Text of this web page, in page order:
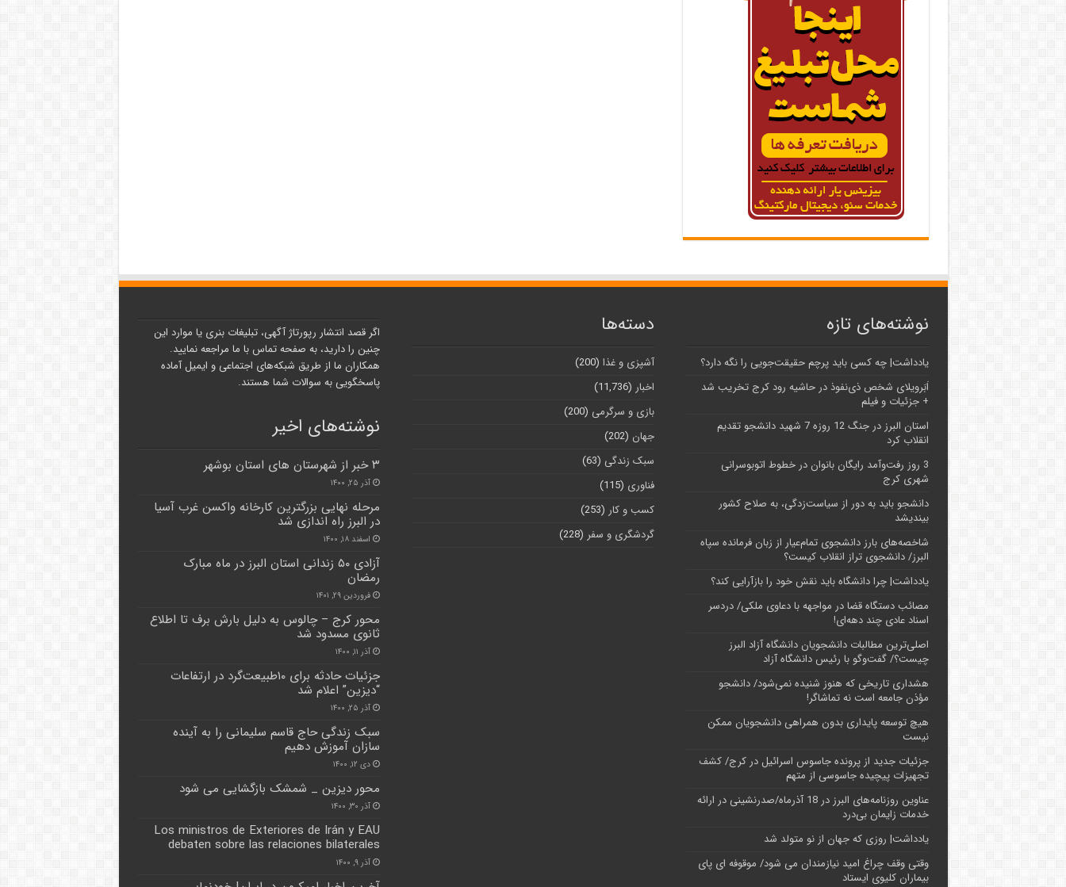
نوشته‌های تازه
یادداشت| ‌چه کسی باید پرچم حقیقت‌جویی را نگه دارد؟
اَبَر‌ویلای شخص ذی‌نفوذ در حاشیه‌ رود کرج تخریب شد
+ جزئیات و فیلم
استان البرز در جنگ 12 روزه 7 شهید دانشجو تقدیم
انقلاب کرد
3 روز رفت‌وآمد رایگان بانوان در خطوط اتوبوسرانی
شهری کرج
دانشجو باید به دور از سیاست‌زدگی، به صلاح کشور
بیندیشد
شاخصه‌های بارز دانشجوی تمام‌عیار از زبان فرمانده سپاه
البرز/ دانشجوی تراز انقلاب کیست؟
یادداشت| چرا دانشگاه باید نقش خود را بازآرایی کند؟
مصائب دستگاه قضا در مواجهه با دعاوی ملکی/ دردسر
اسناد عادی چند‌ دهه‌ای!
اصلی‌ترین مطالبات دانشجویان دانشگاه آزاد البرز
چیست؟/ گفت‌وگو با رئیس دانشگاه آز‌اد
هشداری تاریخی که هنوز شنیده نمی‌شود/ دانشجو
مؤذن جامعه است نه تماشاگر!
هیچ توسعه پایداری بدون همراهی دانشجویان ممکن
نیست
جزئیات جدید از پرونده جاسوس اسرائیل در کرج/‌ کشف
تجهیزات پیچیده جاسوسی از متهم
عناوین روزنامه‌های البرز در ‌18 آذرماه/صدرنشینی در ارائه
خدمات زایمان بی‌درد
یادداشت| روزی که جهان از نو متولد شد
وقتی وقف چراغ امید نیازمندان می شود/ موقوفه ای پای
بیماران کلیوی ایستاد
دسته‌ها
آشپزی و غذا (200)
اخبار (11,736)
بازی و سرگرمی (200)
جهان (202)
سبک زندگی (63)
فناوری (115)
کسب و کار (253)
گردشگری و سفر (228)
اگر قصد انتشار رپورتاژ آگهی، تبلیغات بنری یا موارد این
چنین را دارید، به صفحه تماس با ما مراجعه نمایید.
همکاران ما از طریق شبکه‌های اجتماعی و ایمیل آماده
پاسخگویی به سوالات شما هستند.
نوشته‌های اخیر
۳ خبر از شهرستان های استان بوشهر
آذر ۲۵, ۱۴۰۰
مرحله نهایی بزرگترین کارخانه واکسن غرب آسیا
در البرز راه اندازی شد
اسفند ۱۸, ۱۴۰۰
آزادی ۵۰ زندانی استان البرز در ماه مبارک
رمضان
فروردین ۲۹, ۱۴۰۱
محور کرج – چالوس به دلیل بارش برف تا اطلاع
ثانوی مسدود شد
آذر ۱۱, ۱۴۰۰
جزئیات حادثه برای ۱۰طبیعت‌گرد در ارتفاعات
“دیزین” اعلام شد
آذر ۲۵, ۱۴۰۰
سبک زندگی حاج قاسم سلیمانی را به آینده
سازان آموزش دهیم
دی ۱۲, ۱۴۰۰
محور دیزین _ شمشک بازگشایی می شود
آذر ۳۰, ۱۴۰۰
Los ministros de Exteriores de Irán y EAU
debaten sobre las relaciones bilaterales
آذر ۹, ۱۴۰۰